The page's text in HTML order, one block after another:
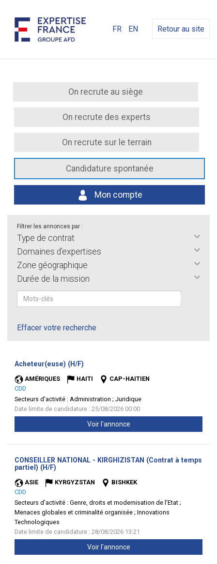
FR EN Retour au site
On recrute au siège
On recrute des experts
On recrute sur le terrain
Candidature spontanée
Mon compte
Filtrer les annonces par :
Type de contrat
Domaines d'expertises
Zone géographique
Durée de la mission
Effacer votre recherche
Acheteur(euse) (H/F)
AMÉRIQUES HAITI
CAP-HAITIEN
CDD
Secteurs d'activité : Administration ; Juridique
Date limite de candidature : 25/08/2026 00:00
Voir l'annonce
CONSEILLER NATIONAL - KIRGHIZISTAN (Contrat à temps
partiel) (H/F)
ASIE KYRGYZSTAN
BISHKEK
CDD
Secteurs d'activité : Genre, droits et modernisation de l'Etat ;
Menaces globales et criminalité organisée ; Innovations
Technologiques
Date limite de candidature : 28/08/2026 13:21
Voir l'annonce